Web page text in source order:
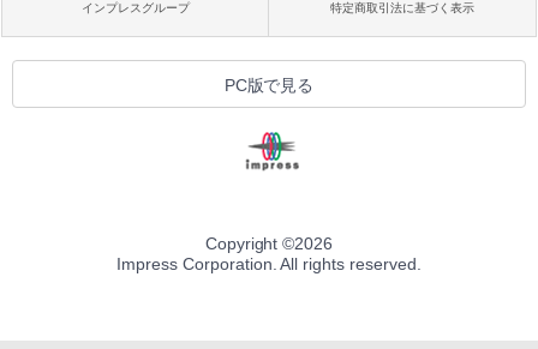
インプレスグループ 特定商取引法に基づく表示
PC版で見る
Copyright ©2026
Impress Corporation. All rights reserved.